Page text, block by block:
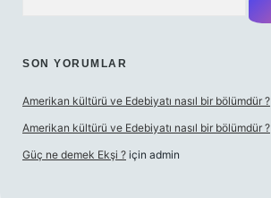
SON YORUMLAR
Amerikan kültürü ve Edebiyatı nasıl bir bölümdür ?
Amerikan kültürü ve Edebiyatı nasıl bir bölümdür ?
Güç ne demek Ekşi ? için admin